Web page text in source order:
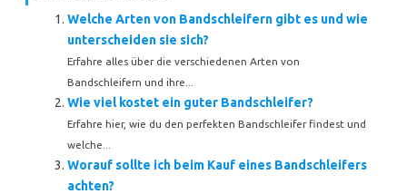
Welche Arten von Bandschleifern gibt es und wie
unterscheiden sie sich?
Erfahre alles über die verschiedenen Arten von
Bandschleifern und ihre...
Wie viel kostet ein guter Bandschleifer?
Erfahre hier, wie du den perfekten Bandschleifer findest und
welche...
Worauf sollte ich beim Kauf eines Bandschleifers
achten?